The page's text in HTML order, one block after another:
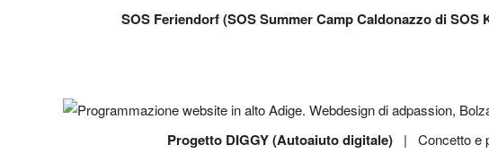
SOS Feriendorf (SOS Summer Camp Caldonazzo di SOS
Progetto DIGGY (Autoaiuto digitale) | Concetto e